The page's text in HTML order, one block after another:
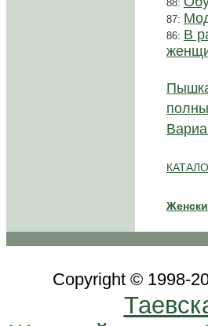
88:
87:
86: В
Copyright © 1998-